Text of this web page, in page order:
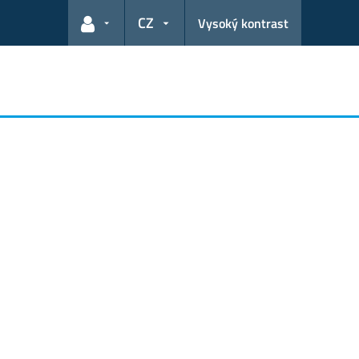
Odkazy pro uživatele
CZ Vysoký kontrast